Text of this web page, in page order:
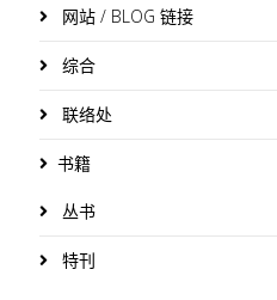
网站 / BLOG 链接
综合
联络处
书籍
丛书
特刊